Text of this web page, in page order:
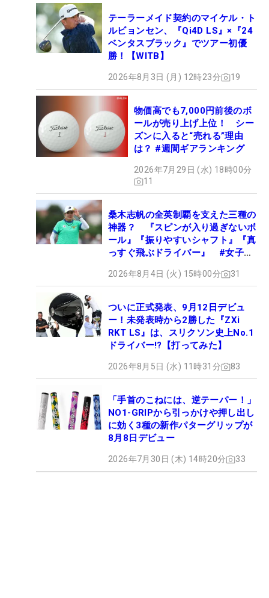
テーラーメイド契約のマイケル・ト
ルビョンセン、『Qi4D LS』×『24
ベンタスブラック』でツアー初優
勝！【WITB】
2026年8月3日 (月) 12時23分 19
物価高でも7,000円前後のボ
ールが売り上げ上位！ シー
ズンに入ると“売れる”理由
は？ #週間ギアランキング
2026年7月29日 (水) 18時00分
11
桑木志帆の全英制覇を支えた三種の
神器？ 『スピンが入り過ぎないボ
ール』『振りやすいシャフト』『真
っすぐ飛ぶドライバー』 #女子プ
2026年8月4日 (火) 15時00分 31
ついに正式発表、9月12日デビュ
ー！未発表時から2勝した『ZXi
RKT LS』は、スリクソン史上No.1
ドライバー!?【打ってみた】
2026年8月5日 (水) 11時31分 83
「手首のこねには、逆テーパー！」
NO1-GRIPから引っかけや押し出し
に効く3種の新作パターグリップが
8月8日デビュー
2026年7月30日 (木) 14時20分 33